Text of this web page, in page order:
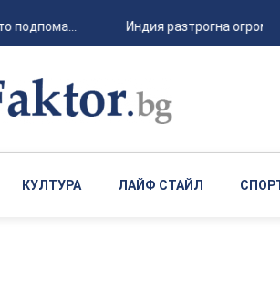
подпома... Индия разтрогна
КУЛТУРА ЛАЙФ СТАЙЛ